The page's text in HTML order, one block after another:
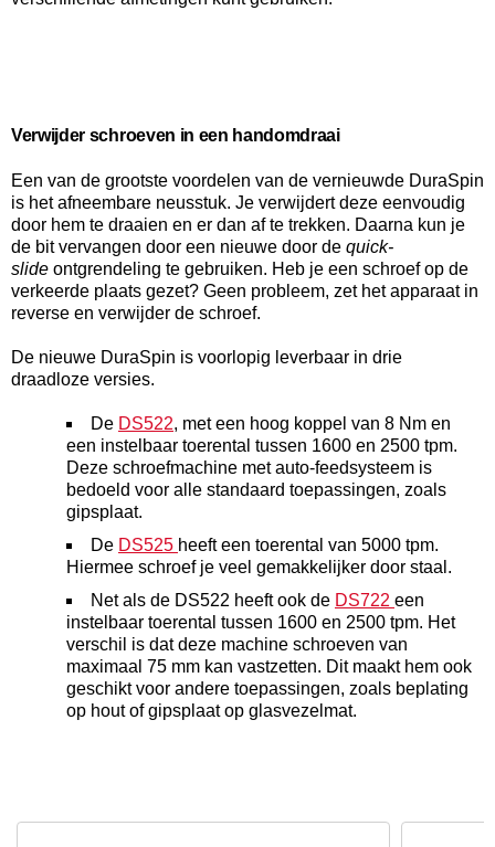
Verwijder schroeven in een handomdraai
Een van de grootste voordelen van de vernieuwde DuraSpin
is het afneembare neusstuk. Je verwijdert deze eenvoudig
door hem te draaien en er dan af te trekken. Daarna kun je
de bit vervangen door een nieuwe door de quick-
slide ontgrendeling te gebruiken. Heb je een schroef op de
verkeerde plaats gezet? Geen probleem, zet het apparaat in
reverse en verwijder de schroef.
De nieuwe DuraSpin is voorlopig leverbaar in drie
draadloze versies.
De DS522, met een hoog koppel van 8 Nm en
een instelbaar toerental tussen 1600 en 2500 tpm.
Deze schroefmachine met auto-feedsysteem is
bedoeld voor alle standaard toepassingen, zoals
gipsplaat.
De DS525 heeft een toerental van 5000 tpm.
Hiermee schroef je veel gemakkelijker door staal.
Net als de DS522 heeft ook de DS722 een
instelbaar toerental tussen 1600 en 2500 tpm. Het
verschil is dat deze machine schroeven van
maximaal 75 mm kan vastzetten. Dit maakt hem ook
geschikt voor andere toepassingen, zoals beplating
op hout of gipsplaat op glasvezelmat.